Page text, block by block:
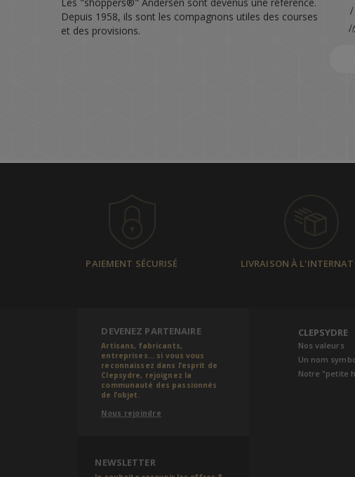
Depuis 1958, ils sont les compagnons utiles des courses
et des provisions.
PAIEMENT SÉCURISÉ LIVRAISON À
DEVENEZ PARTENAIRE
Artisans, fabricants,
entreprises... si vous vous
reconnaissez dans l’esprit de
Clepsydre, rejoignez la
communauté des passionnés
de l’objet.
Nous rejoindre
NEWSLETTER
CLEPSYDRE
Nos valeurs
Un nom
Notre "petite